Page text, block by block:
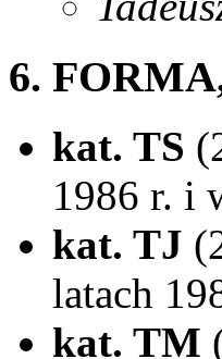
6.
kat. TS
1986 r. i
kat. TJ
latach
kat. TM